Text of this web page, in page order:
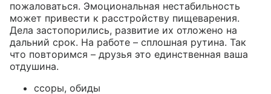
пожаловаться. Эмоциональная нестабильность
может привести к расстройству пищеварения.
Дела застопорились, развитие их отложено на
дальний срок. На работе – сплошная рутина. Так
что повторимся – друзья это единственная ваша
отдушина.
ссоры, обиды